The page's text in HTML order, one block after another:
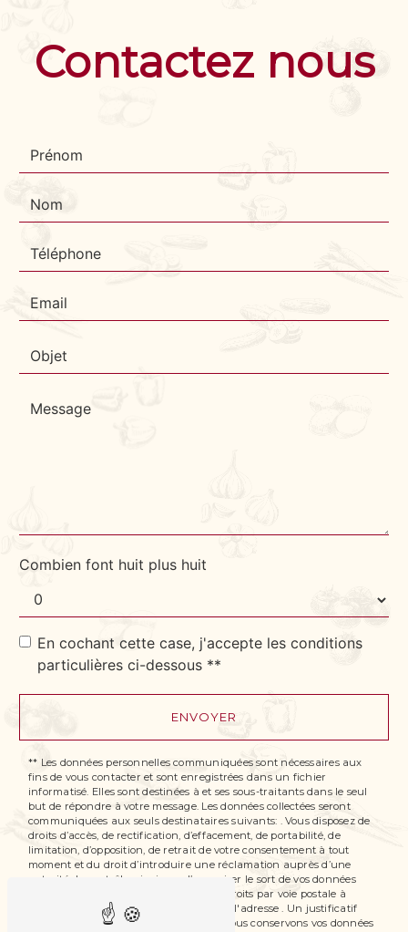
Contactez nous
Combien font huit plus huit
En cochant cette case, j'accepte les conditions
particulières ci-dessous **
ENVOYER
** Les données personnelles communiquées sont nécessaires aux
fins de vous contacter et sont enregistrées dans un fichier
informatisé. Elles sont destinées à et ses sous-traitants dans le seul
but de répondre à votre message. Les données collectées seront
communiquées aux seuls destinataires suivants: . Vous disposez de
droits d’accès, de rectification, d’effacement, de portabilité, de
limitation, d’opposition, de retrait de votre consentement à tout
moment et du droit d’introduire une réclamation auprès d’une
autorité de contrôle, ainsi que d’organiser le sort de vos données
post-mortem. Vous pouvez exercer ces droits par voie postale à
l'adresse ou par courrier électronique à l'adresse . Un justificatif
d'identité pourra vous être demandé. Nous conservons vos données